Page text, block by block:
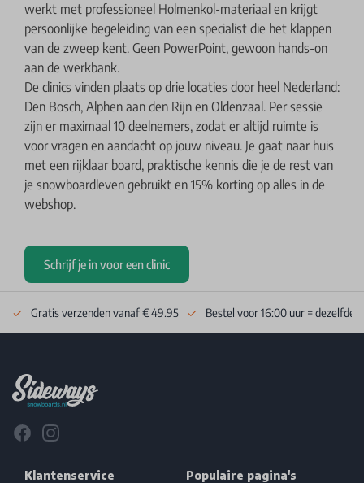
werkt met professioneel Holmenkol-materiaal en krijgt
persoonlijke begeleiding van een specialist die het klappen
van de zweep kent. Geen PowerPoint, gewoon hands-on
aan de werkbank.
De clinics vinden plaats op drie locaties door heel Nederland:
Den Bosch, Alphen aan den Rijn en Oldenzaal. Per sessie
zijn er maximaal 10 deelnemers, zodat er altijd ruimte is
voor vragen en aandacht op jouw niveau. Je gaat naar huis
met een rijklaar board, praktische kennis die je de rest van
je snowboardleven gebruikt en 15% korting op alles in de
webshop.
Schrijf je in voor een clinic
Gratis verzenden vanaf € 49.95 Bestel voor 16:00 uur = dezelfde
FacebookInstagram
Klantenservice Populaire pagina's